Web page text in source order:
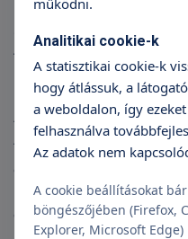
Gyakori, hogy jól
folyadékkal teli
pajzsmirigyben,
ultrahang vizsgálattal
túlnyomó többsége a
tünetmentes,
amelyek nem
Kisebb részük
amely további
működni.
Analitikai cookie-k
A statisztikai cookie-k
hogy átlássuk, a
a weboldalon, így
felhasználva
Az adatok nem
A cookie beállításokat
böngészőjében (Firefox,
Explorer, Microsoft Edge)